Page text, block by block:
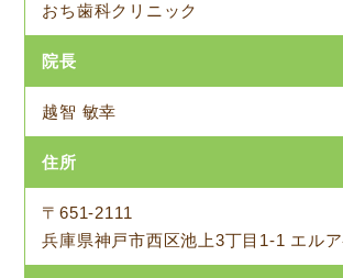
おち歯科クリニック
院長
越智 敏幸
住所
〒651-2111
兵庫県神戸市西区池上3丁目1-1 エル